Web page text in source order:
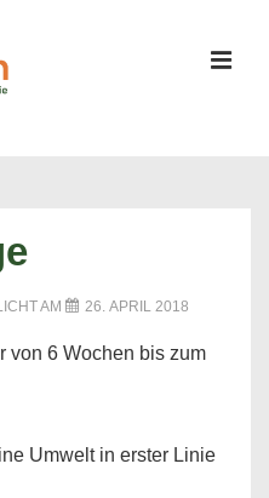
AM 26. APRIL 2018
von 6 Wochen bis zum
Umwelt in erster Linie